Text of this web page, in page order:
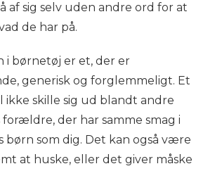
af sig selv uden andre ord for at
de har på.
i børnetøj er et, der er
generisk og forglemmeligt. Et
ikke skille sig ud blandt andre
der har samme smag i
børn som dig. Det kan også være
at huske, eller det giver måske